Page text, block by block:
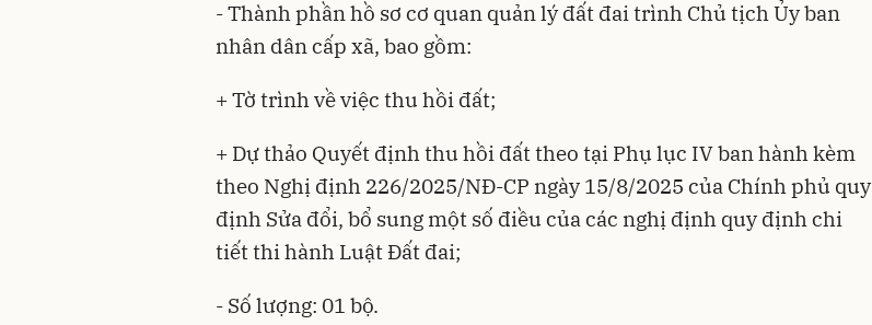
- Thành phần hồ sơ cơ quan quản lý đất đai trình Chủ tịch Ủy ban
nhân dân cấp xã, bao gồm:
+ Tờ trình về việc thu hồi đất;
+ Dự thảo Quyết định thu hồi đất theo tại Phụ lục IV ban hành kèm
theo Nghị định 226/2025/NĐ-CP ngày 15/8/2025 của Chính phủ quy
định Sửa đổi, bổ sung một số điều của các nghị định quy định chi
tiết thi hành Luật Đất đai;
- Số lượng: 01 bộ.